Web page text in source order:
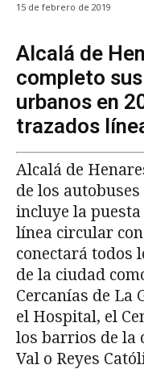
15 de febrero de 2019
Alcalá de
completo
urbanos en
trazados
Alcalá de
de los
incluye la
línea circular
conectará todos
de la ciudad
Cercanías de La
el Hospital, el
los barrios de la
Val o Reyes